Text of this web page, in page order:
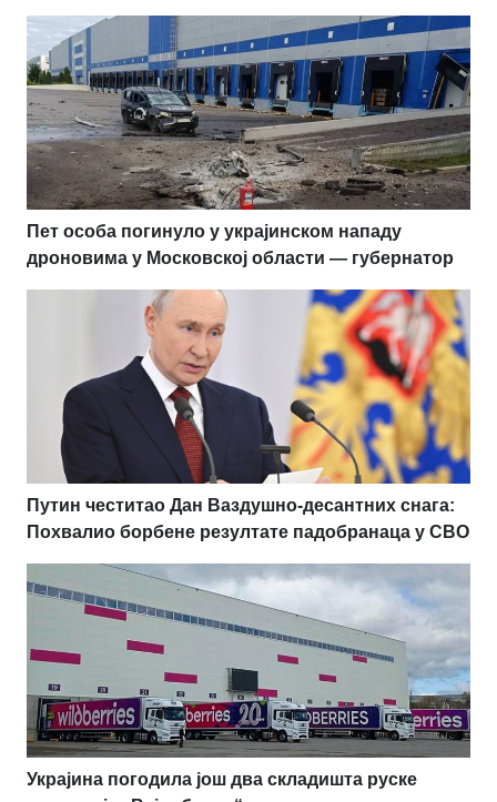
Пет особа погинуло у украјинском нападу
дроновима у Московској области — губернатор
Путин честитао Дан Ваздушно-десантних снага:
Похвалио борбене резултате падобранаца у СВО
Украјина погодила још два складишта руске